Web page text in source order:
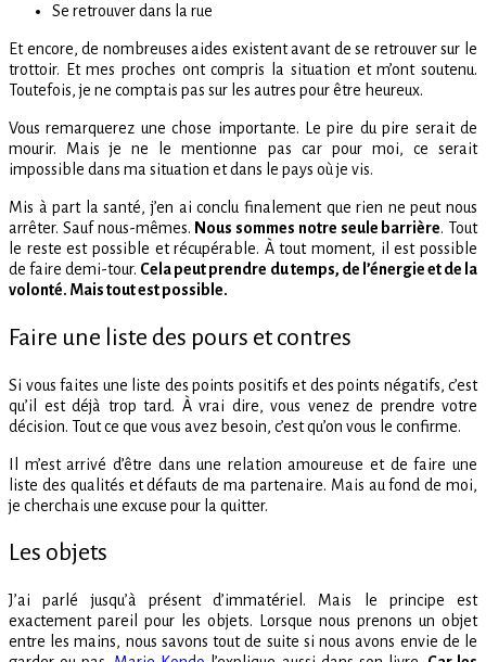
Se retrouver dans la rue
Et encore, de nombreuses aides existent avant de se retrouver sur le
trottoir. Et mes proches ont compris la situation et m’ont soutenu.
Toutefois, je ne comptais pas sur les autres pour être heureux.
Vous remarquerez une chose importante. Le pire du pire serait de
mourir. Mais je ne le mentionne pas car pour moi, ce serait
impossible dans ma situation et dans le pays où je vis.
Mis à part la santé, j’en ai conclu finalement que rien ne peut nous
arrêter. Sauf nous-mêmes. Nous sommes notre seule barrière. Tout
le reste est possible et récupérable. À tout moment, il est possible
de faire demi-tour. Cela peut prendre du temps, de l’énergie et de la
volonté. Mais tout est possible.
Faire une liste des pours et contres
Si vous faites une liste des points positifs et des points négatifs, c’est
qu’il est déjà trop tard. À vrai dire, vous venez de prendre votre
décision. Tout ce que vous avez besoin, c’est qu’on vous le confirme.
Il m’est arrivé d’être dans une relation amoureuse et de faire une
liste des qualités et défauts de ma partenaire. Mais au fond de moi,
je cherchais une excuse pour la quitter.
Les objets
J’ai parlé jusqu’à présent d’immatériel. Mais le principe est
exactement pareil pour les objets. Lorsque nous prenons un objet
entre les mains, nous savons tout de suite si nous avons envie de le